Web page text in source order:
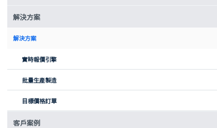
解決方案
解決方案
實時報價引擎
批量生產製造
目標價格訂單
客戶案例
H2-Sling，Cellsius團隊開發的氫能驅動飛機
氫能起飛
航空業面臨著降低碳足跡的壓力，我們相信氫能提供了一條明確的
前進道路。我們系統的核心是一台PEM燃料電池，它通過氫氣和空氣